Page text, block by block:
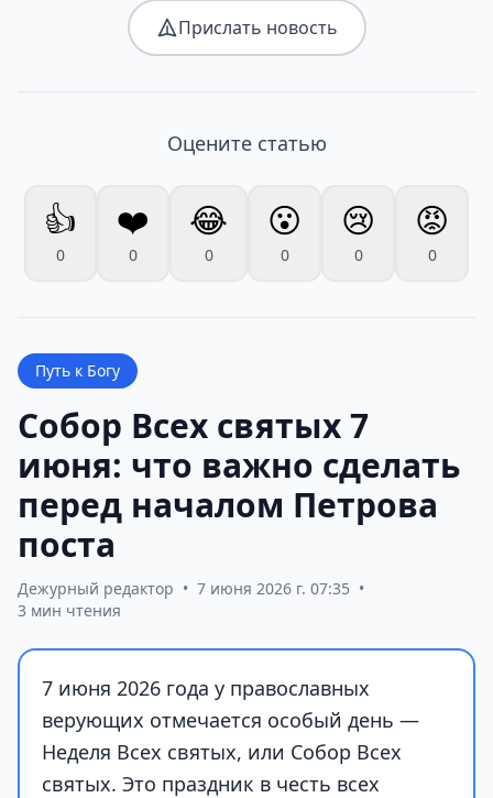
Прислать новость
Оцените статью
👍
0
❤️
0
😂
0
😮
0
😢
0
😡
0
Путь к Богу
Собор Всех святых 7
июня: что важно сделать
перед началом Петрова
поста
Дежурный редактор • 7 июня 2026 г. 07:35 •
3 мин чтения
7 июня 2026 года у православных
верующих отмечается особый день —
Неделя Всех святых, или Собор Всех
святых. Это праздник в честь всех